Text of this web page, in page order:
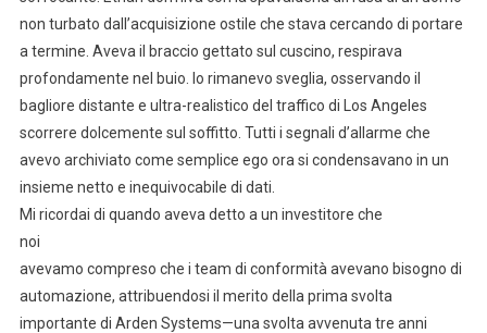
non turbato dall’acquisizione ostile che stava cercando di portare
a termine. Aveva il braccio gettato sul cuscino, respirava
profondamente nel buio. Io rimanevo sveglia, osservando il
bagliore distante e ultra-realistico del traffico di Los Angeles
scorrere dolcemente sul soffitto. Tutti i segnali d’allarme che
avevo archiviato come semplice ego ora si condensavano in un
insieme netto e inequivocabile di dati.
Mi ricordai di quando aveva detto a un investitore che
noi
avevamo compreso che i team di conformità avevano bisogno di
automazione, attribuendosi il merito della prima svolta
importante di Arden Systems—una svolta avvenuta tre anni